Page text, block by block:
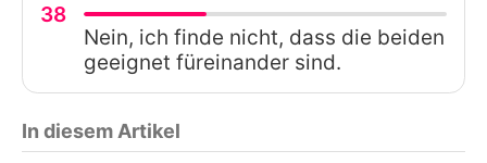
38
Nein, ich finde nicht, dass die beiden
geeignet füreinander sind.
In diesem Artikel